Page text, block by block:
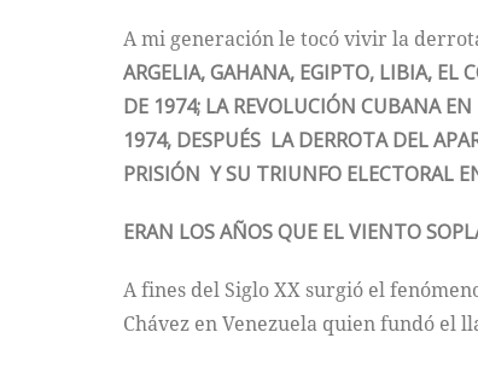
A mi generación le tocó vivir la
ARGELIA, GAHANA, EGIPTO, LIBIA, EL
DE 1974; LA REVOLUCIÓN CUBANA
1974, DESPUÉS LA DERROTA DEL
PRISIÓN Y SU TRIUNFO ELECTORAL
ERAN LOS AÑOS QUE EL VIENTO
A fines del Siglo XX surgió el
Chávez en Venezuela quien fundó el